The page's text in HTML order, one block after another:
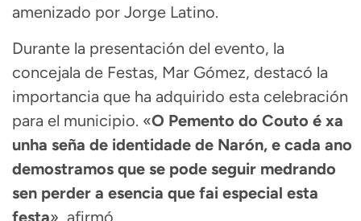
amenizado por Jorge Latino.
Durante la presentación del evento, la
concejala de Festas, Mar Gómez, destacó la
importancia que ha adquirido esta celebración
para el municipio. «O Pemento do Couto é xa
unha seña de identidade de Narón, e cada ano
demostramos que se pode seguir medrando
sen perder a esencia que fai especial esta
festa», afirmó.